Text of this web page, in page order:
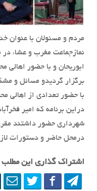
مردم و مسئولان با عنوان
نمازجماعت مغرب و عشاء
ابوریحان و با حضور اهالی
برگزار گردیدو مسائل و
با حضور تعدادی از اهالی
دراین برنامه که امیر
شهرداری حضور داشتند
درمحل حاضر و دستورات
اشتراک گذاری این مطلب